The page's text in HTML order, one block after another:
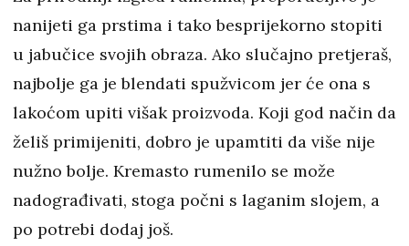
nanijeti ga prstima i tako besprijekorno stopiti
u jabučice svojih obraza. Ako slučajno pretjeraš,
najbolje ga je blendati spužvicom jer će ona s
lakoćom upiti višak proizvoda. Koji god način da
želiš primijeniti, dobro je upamtiti da više nije
nužno bolje. Kremasto rumenilo se može
nadograđivati, stoga počni s laganim slojem, a
po potrebi dodaj još.